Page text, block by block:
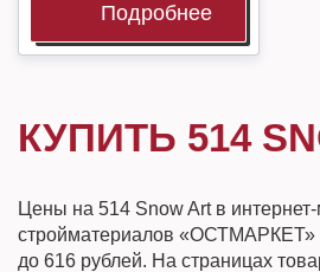
Подробнее
КУПИТЬ 514
Цены на 514 Snow Art в
стройматериалов «ОСТМАРКЕТ»
до 616 рублей. На страницах